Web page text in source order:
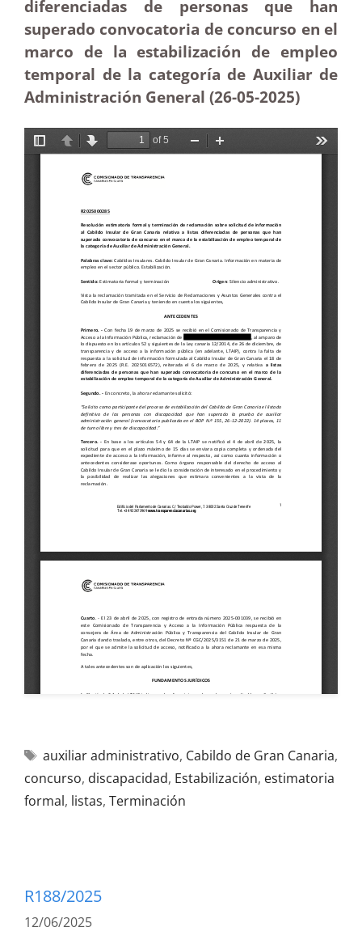
diferenciadas de personas que han
superado convocatoria de concurso en el
marco de la estabilización de empleo
temporal de la categoría de Auxiliar de
Administración General (26-05-2025)
auxiliar administrativo, Cabildo de Gran Canaria,
concurso, discapacidad, Estabilización, estimatoria
formal, listas, Terminación
R188/2025
12/06/2025